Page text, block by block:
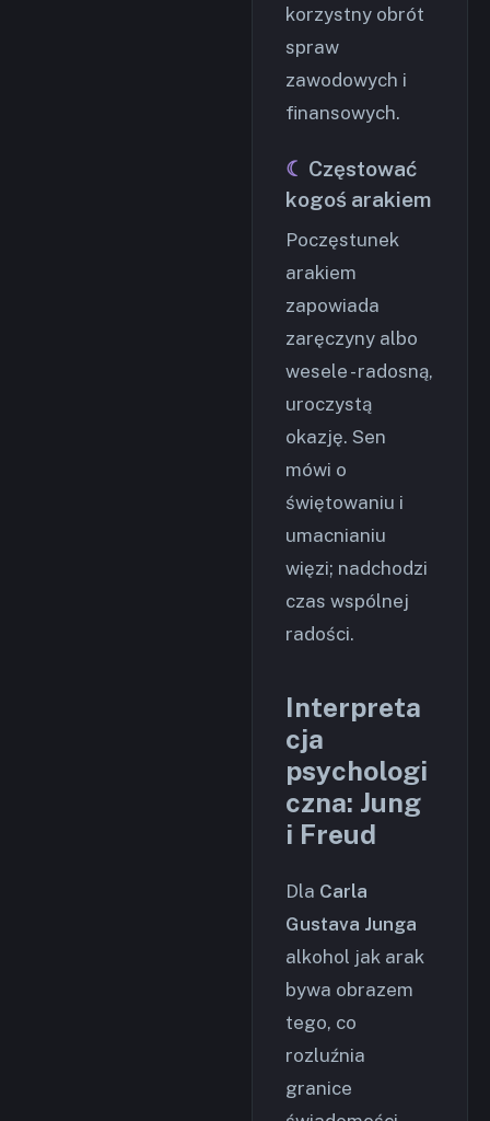
korzystny obrót
spraw
zawodowych i
finansowych.
Częstować
kogoś arakiem
Poczęstunek
arakiem
zapowiada
zaręczyny albo
wesele - radosną,
uroczystą
okazję. Sen
mówi o
świętowaniu i
umacnianiu
więzi; nadchodzi
czas wspólnej
radości.
Interpreta
cja
psychologi
czna: Jung
i Freud
Dla Carla
Gustava Junga
alkohol jak arak
bywa obrazem
tego, co
rozluźnia
granice